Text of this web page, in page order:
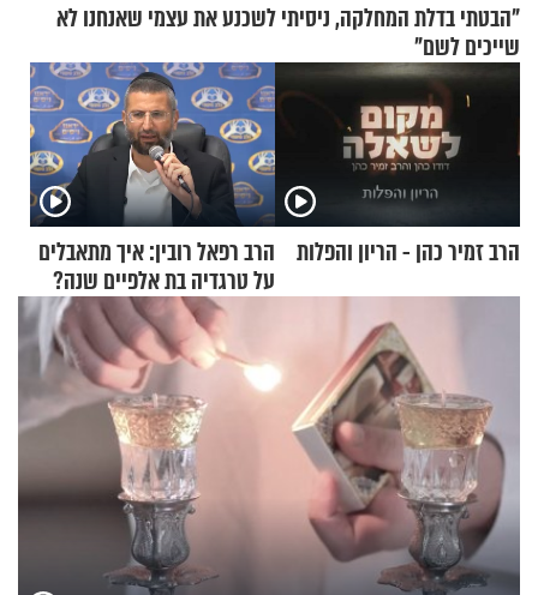
"הבטתי בדלת המחלקה, ניסיתי לשכנע את עצמי שאנחנו לא
שייכים לשם"
הרב זמיר כהן - הריון והפלות
הרב רפאל רובין: איך מתאבלים
על טרגדיה בת אלפיים שנה?